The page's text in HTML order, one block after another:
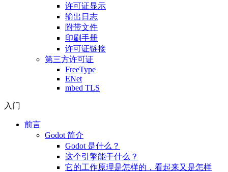
许可证显示
输出日志
附带文件
印刷手册
许可证链接
第三方许可证
FreeType
ENet
mbed TLS
入门
前言
Godot 简介
Godot 是什么？
这个引擎能干什么？
它的工作原理是怎样的，看起来又是怎样